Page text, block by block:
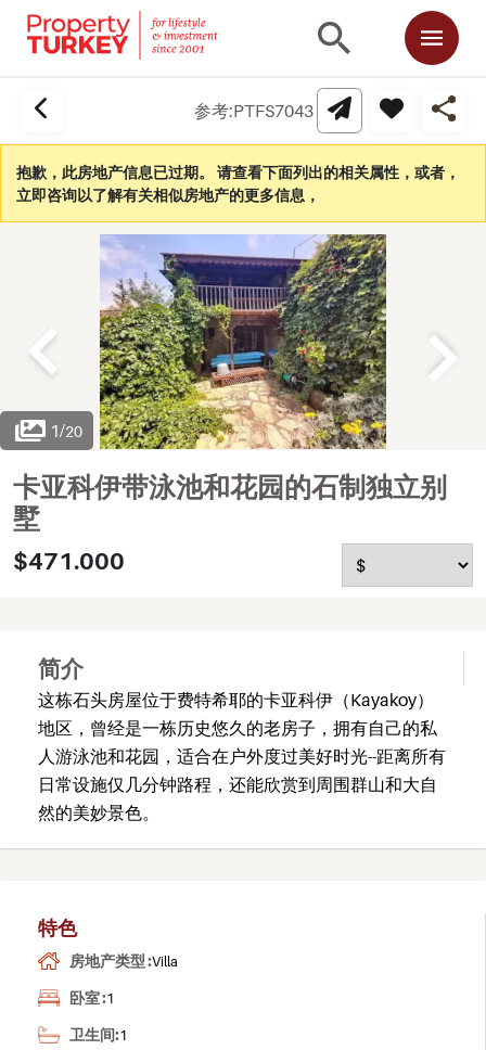
参考:PTFS7043
抱歉，此房地产信息已过期。 请查看下面列出的相关属性，或者，
立即咨询以了解有关相似房地产的更多信息，
1/20
卡亚科伊带泳池和花园的石制独立别
墅
$471.000
简介
这栋石头房屋位于费特希耶的卡亚科伊（Kayakoy）
地区，曾经是一栋历史悠久的老房子，拥有自己的私
人游泳池和花园，适合在户外度过美好时光--距离所有
日常设施仅几分钟路程，还能欣赏到周围群山和大自
然的美妙景色。
特色
房地产类型 :Villa
卧室 :1
卫生间:1